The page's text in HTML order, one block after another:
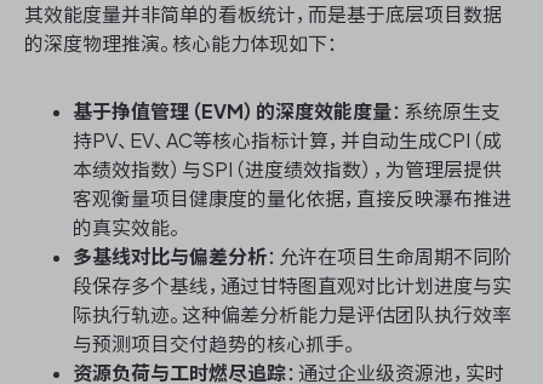
其效能度量并非简单的看板统计，而是基于底层项目数据
的深度物理推演。核心能力体现如下：
基于挣值管理（EVM）的深度效能度量：系统原生支
持PV、EV、AC等核心指标计算，并自动生成CPI（成
本绩效指数）与SPI（进度绩效指数），为管理层提供
客观衡量项目健康度的量化依据，直接反映瀑布推进
的真实效能。
多基线对比与偏差分析：允许在项目生命周期不同阶
段保存多个基线，通过甘特图直观对比计划进度与实
际执行轨迹。这种偏差分析能力是评估团队执行效率
与预测项目交付趋势的核心抓手。
资源负荷与工时燃尽追踪：通过企业级资源池，实时